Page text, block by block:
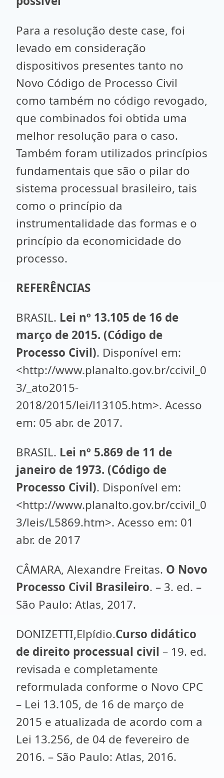
Para a resolução deste case, foi
levado em consideração
dispositivos presentes tanto no
Novo Código de Processo Civil
como também no código revogado,
que combinados foi obtida uma
melhor resolução para o caso.
Também foram utilizados princípios
fundamentais que são o pilar do
sistema processual brasileiro, tais
como o princípio da
instrumentalidade das formas e o
princípio da economicidade do
processo.
REFERÊNCIAS
BRASIL. Lei nº 13.105 de 16 de
março de 2015. (Código de
Processo Civil). Disponível em:
<http://www.planalto.gov.br/ccivil_0
3/_ato2015-
2018/2015/lei/l13105.htm>. Acesso
em: 05 abr. de 2017.
BRASIL. Lei nº 5.869 de 11 de
janeiro de 1973. (Código de
Processo Civil). Disponível em:
<http://www.planalto.gov.br/ccivil_0
3/leis/L5869.htm>. Acesso em: 01
abr. de 2017
CÂMARA, Alexandre Freitas. O Novo
Processo Civil Brasileiro. – 3. ed. –
São Paulo: Atlas, 2017.
DONIZETTI,Elpídio.Curso didático
de direito processual civil – 19. ed.
revisada e completamente
reformulada conforme o Novo CPC
– Lei 13.105, de 16 de março de
2015 e atualizada de acordo com a
Lei 13.256, de 04 de fevereiro de
2016. – São Paulo: Atlas, 2016.